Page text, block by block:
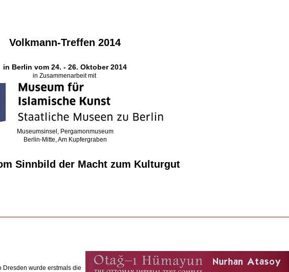
Volkmann-Treffen 2014
in Berlin vom 24. - 26. Oktober 2014
in Zusammenarbeit mit
Museumsinsel, Pergamonmuseum
Berlin-Mitte, Am Kupfergraben
Sinnbild der Macht zum Kulturgut
Dresden wurde erstmals die